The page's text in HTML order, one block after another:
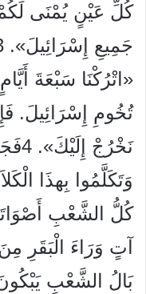
كُلِّ عَيْنٍ يُمْنَى
«اتْرُكْنَا سَبْعَةَ
تُخُومِ إِسْرَائِيلَ.
وَتَكَلَّمُوا بِهذَا
آتٍ وَرَاءَ الْبَقَرِ
بَالُ الشَّعْبِ